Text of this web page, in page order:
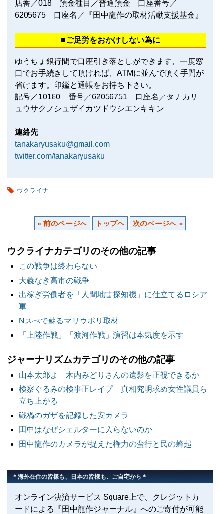
店番／018 預金種目／普通預金 口座番号／
6205675 口座名／『田中龍作の取材活動支援基金』
■ご足労をおかけしない為に
ゆうちょ銀行間で口座引き落としができます。一度窓
口でお手続きして頂ければ、ATMに並んで頂く手間が
省けます。印鑑と通帳をお持ち下さい。
記号／10180 番号／62056751 口座名／タナカリ
ュウサクノシュザイカツドウシエンキキン
連絡先
tanakaryusaku@gmail.com
twitter.com/tanakaryusaku
ウクライナ
« 前のページへ トップヘ 次のページへ »
ウクライナカテゴリのその他の記事
この戦争は終わらない
大義なき高市の戦争
出稼ぎ労働者を「人間地雷探知機」に仕立てるロシア
軍
Nスぺで蘇るマリウポリ取材
「上陸作戦」「渡河作戦」演習は本気度を示す
ジャーナリズムカテゴリのその他の記事
山本太郎よ 木内みどりさんの遺影を正視できるか
検察ぐるみの検事正レイプ 真相究明求め女性議員ら
立ち上がる
戦禍のガザを記録した安カメラ
田中はなぜシェルターに入らないのか
田中龍作のカメラが捉えた権力の蛮行と民の蜂起
＊海外在住の皆様も、日本の皆様も、ご自宅から＊
オンライン決済サービス Square上で、クレジットカ
ードによる『田中龍作ジャーナル』へのご寄付が可能